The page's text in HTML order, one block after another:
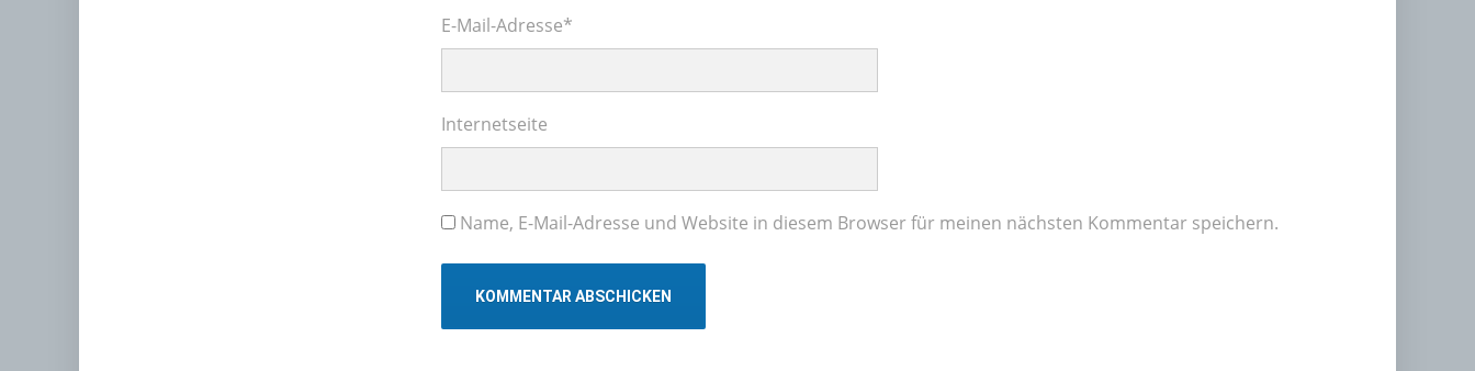
E-Mail-Adresse*
Internetseite
Name, E-Mail-Adresse und Website in diesem Browser für meinen nächsten Kommentar speichern.